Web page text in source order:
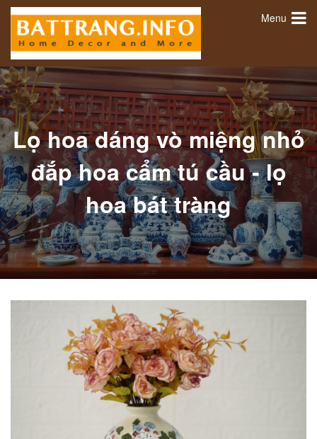
Menu
Lọ hoa dáng vò miệng nhỏ
đắp hoa cẩm tú cầu - lọ
hoa bát tràng